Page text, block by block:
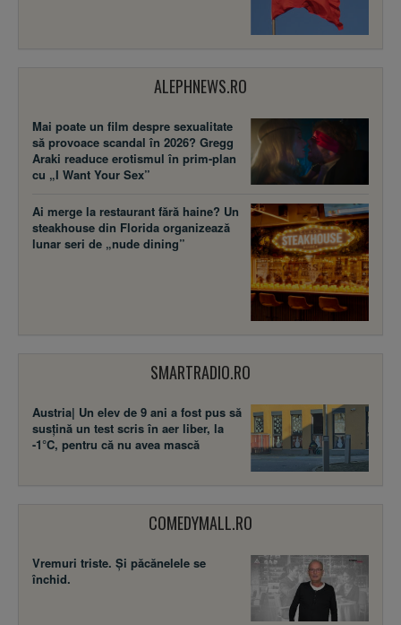
ALEPHNEWS.RO
Mai poate un film despre sexualitate
să provoace scandal în 2026? Gregg
Araki readuce erotismul în prim-plan
cu „I Want Your Sex”
Ai merge la restaurant fără haine? Un
steakhouse din Florida organizează
lunar seri de „nude dining”
SMARTRADIO.RO
Austria| Un elev de 9 ani a fost pus să
susţină un test scris în aer liber, la
-1°C, pentru că nu avea mască
COMEDYMALL.RO
Vremuri triste. Şi păcănelele se
închid.